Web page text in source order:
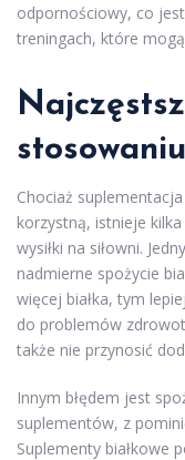
odpornościowy, co
treningach, które
Chociaż
korzystną, istnieje
wysiłki na siłowni.
nadmierne spożycie
więcej białka, tym
do problemów
także nie przynosić
Innym błędem jest
suplementów, z
Suplementy białkowe